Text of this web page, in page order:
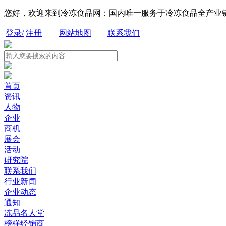
您好，欢迎来到冷冻食品网：国内唯一服务于冷冻食品全产业
登录/ 注册 网站地图 联系我们
首页
资讯
人物
企业
商机
展会
活动
研究院
联系我们
行业新闻
企业动态
通知
冻品名人堂
榜样经销商